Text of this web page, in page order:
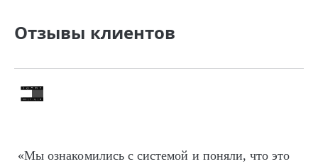
Отзывы клиентов
«Мы ознакомились с системой и поняли, что это